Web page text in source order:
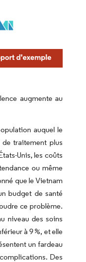
augmente au
auquel le
traitement plus
Unis, les coûts
ou même
que le Vietnam
budget de santé
ce problème.
niveau des soins
à 9 %, et elle
un fardeau
Des